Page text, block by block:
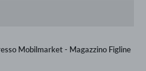
Mobilmarket - Magazzino Figline